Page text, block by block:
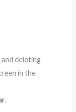
deleting
in the
.